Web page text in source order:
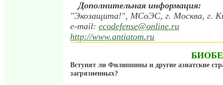
Дополнительная информация:
"Экозащита!", МСоЭС, г. Москва, г.
e-mail: ecodefense@online.ru
http://www.antiatom.ru
Вступят ли Филиппины и другие азиатские
загрязненных?